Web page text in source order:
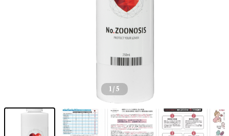
1 /5